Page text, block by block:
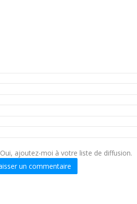
Oui, ajoutez-moi à votre liste de diffusion.